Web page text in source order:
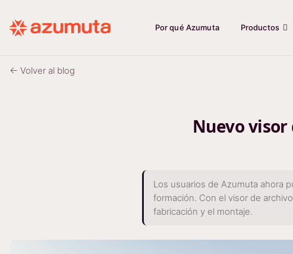
Por qué Azumuta Productos
← Volver al blog
Nuevo visor
Los usuarios de Azumuta ahora
formación. Con el visor de
fabricación y el montaje.